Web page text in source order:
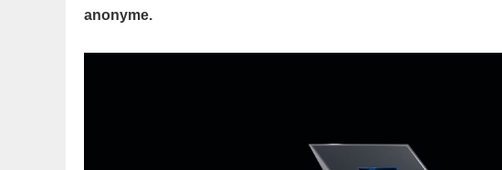
anonyme.